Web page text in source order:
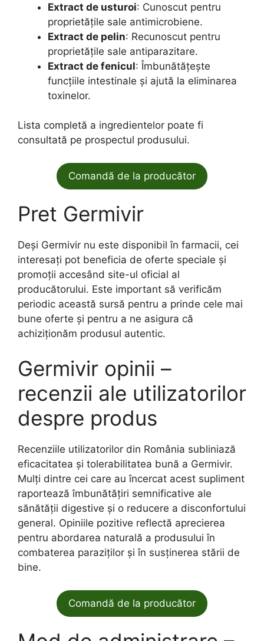
Extract de usturoi: Cunoscut pentru
proprietățile sale antimicrobiene.
Extract de pelin: Recunoscut pentru
proprietățile sale antiparazitare.
Extract de fenicul: Îmbunătățește
funcțiile intestinale și ajută la eliminarea
toxinelor.
Lista completă a ingredientelor poate fi
consultată pe prospectul produsului.
Comandă de la producător
Pret Germivir
Deși Germivir nu este disponibil în farmacii, cei
interesați pot beneficia de oferte speciale și
promoții accesând site-ul oficial al
producătorului. Este important să verificăm
periodic această sursă pentru a prinde cele mai
bune oferte și pentru a ne asigura că
achiziționăm produsul autentic.
Germivir opinii –
recenzii ale utilizatorilor
despre produs
Recenziile utilizatorilor din România subliniază
eficacitatea și tolerabilitatea bună a Germivir.
Mulți dintre cei care au încercat acest supliment
raportează îmbunătățiri semnificative ale
sănătății digestive și o reducere a disconfortului
general. Opiniile pozitive reflectă aprecierea
pentru abordarea naturală a produsului în
combaterea paraziților și în susținerea stării de
bine.
Comandă de la producător